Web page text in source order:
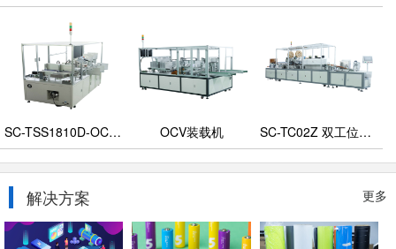
SC-TSS1810D-OCV分选机 OCV装载机 SC-TC02Z 双工位套膜机
更多
解决方案